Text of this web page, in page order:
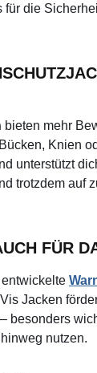
die
bieten mehr
Knien
unterstützt
trotzdem auf
FÜR
Jacken
besonders
nutzen.